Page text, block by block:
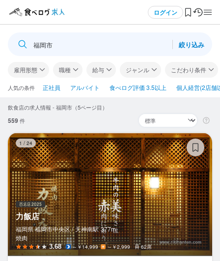
ログイン
食べログ求人TOP
求人検索
閲覧履歴
気になる求人
検索履歴・保存した条件
応募履歴
WEB履歴書
福岡市 絞り込み
雇用形態 職種 給与 ジャンル こだわり条件
人気の条件 正社員 アルバイト 食べログ評価 3.5以上 個人経営(2店舗
飲食店の求人情報 - 福岡市（5ページ目）
559件
1 / 24
力飯店
福岡県 福岡市中央区 / 天神南駅 377m
焼肉
3.68 ～￥14,999 ～￥2,999 62席